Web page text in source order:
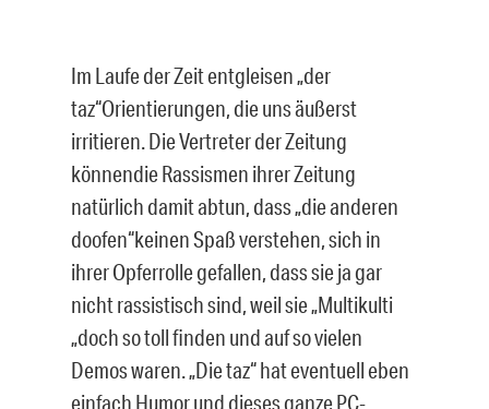
Im Laufe der Zeit entgleisen „der
taz“Orientierungen, die uns äußerst
irritieren. Die Vertreter der Zeitung
könnendie Rassismen ihrer Zeitung
natürlich damit abtun, dass „die anderen
doofen“keinen Spaß verstehen, sich in
ihrer Opferrolle gefallen, dass sie ja gar
nicht rassistisch sind, weil sie „Multikulti
„doch so toll finden und auf so vielen
Demos waren. „Die taz“ hat eventuell eben
einfach Humor und dieses ganze PC-